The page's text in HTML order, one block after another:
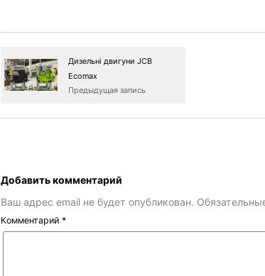
Дизельні двигуни JCB
Ecomax
Предыдущая запись
Добавить комментарий
Ваш адрес email не будет опубликован.
Комментарий *